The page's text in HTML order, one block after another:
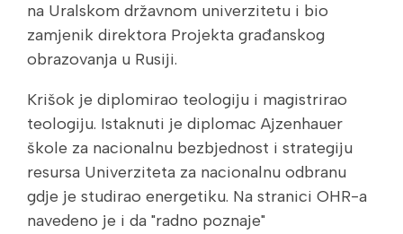
na Uralskom državnom univerzitetu i bio
zamjenik direktora Projekta građanskog
obrazovanja u Rusiji.
Krišok je diplomirao teologiju i magistrirao
teologiju. Istaknuti je diplomac Ajzenhauer
škole za nacionalnu bezbjednost i strategiju
resursa Univerziteta za nacionalnu odbranu
gdje je studirao energetiku. Na stranici OHR-a
navedeno je i da "radno poznaje"